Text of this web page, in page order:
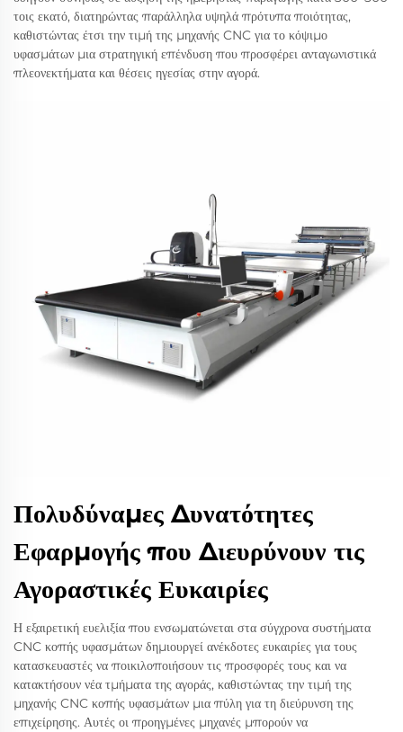
τοις εκατό, διατηρώντας παράλληλα υψηλά πρότυπα ποιότητας,
καθιστώντας έτσι την τιμή της μηχανής CNC για το κόψιμο
υφασμάτων μια στρατηγική επένδυση που προσφέρει ανταγωνιστικά
πλεονεκτήματα και θέσεις ηγεσίας στην αγορά.
Πολυδύναμες Δυνατότητες
Εφαρμογής που Διευρύνουν τις
Αγοραστικές Ευκαιρίες
Η εξαιρετική ευελιξία που ενσωματώνεται στα σύγχρονα συστήματα
CNC κοπής υφασμάτων δημιουργεί ανέκδοτες ευκαιρίες για τους
κατασκευαστές να ποικιλοποιήσουν τις προσφορές τους και να
κατακτήσουν νέα τμήματα της αγοράς, καθιστώντας την τιμή της
μηχανής CNC κοπής υφασμάτων μια πύλη για τη διεύρυνση της
επιχείρησης. Αυτές οι προηγμένες μηχανές μπορούν να